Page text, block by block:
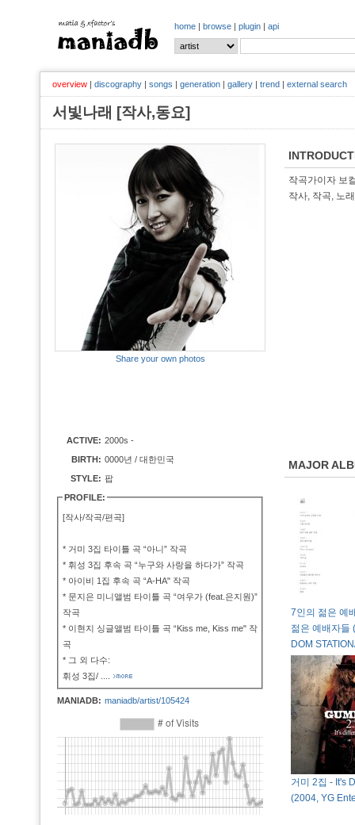
home | browse | plugin | api
overview | discography | songs | generation | gallery | trend | external search
서빛나래 [작사,동요]
Share your own photos
ACTIVE: 2000s -
BIRTH: 0000년 / 대한민국
STYLE: 팝
PROFILE:
[작사/작곡/편곡]
* 거미 3집 타이틀 곡 “아니” 작곡
* 휘성 3집 후속 곡 “누구와 사랑을 하다가” 작곡
* 아이비 1집 후속 곡 “A-HA" 작곡
* 문지은 미니앨범 타이틀 곡 “여우가 (feat.은지원)”
작곡
* 이현지 싱글앨범 타이틀 곡 “Kiss me, Kiss me" 작
곡
* 그 외 다수:
휘성 3집/
MANIADB: maniadb/artist/105424
작곡가이자 보
작사, 작곡, 노
MAJOR
7인의 젊은 예
젊은 예배자들
DOM
거미 2집 - It's
(2004, YG